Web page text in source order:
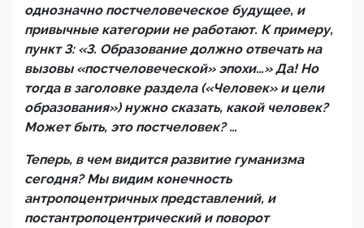
однозначно постчеловеческое будущее, и
привычные категории не работают. К примеру,
пункт 3: «3. Образование должно отвечать на
вызовы «постчеловеческой» эпохи…» Да! Но
тогда в заголовке раздела («Человек» и цели
образования») нужно сказать, какой человек?
Может быть, это постчеловек? …
Теперь, в чем видится развитие гуманизма
сегодня? Мы видим конечность
антропоцентричных представлений, и
постантропоцентрический и поворот